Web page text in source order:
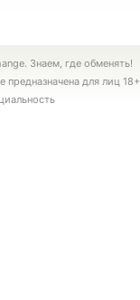
Знаем, где обменять!
предназначена для лиц 18+